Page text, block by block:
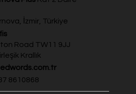
İzmir, Türkiye
Road TW11 9JJ
Krallık
8610868